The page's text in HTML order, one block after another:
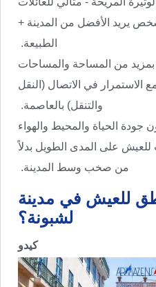
يريد الأفضل من المدينة +
الطبيعة.
بمزيد من المساحة والمساحات
الاستمرار في الاتصال (النقل
والتنقل) بالعاصمة.
جودة الحياة والمحيط والهواء
للعيش على المدى الطويل بدلاً
من صخب وسط المدينة.
للعيش في مدينة
لشبونة؟
كيدو